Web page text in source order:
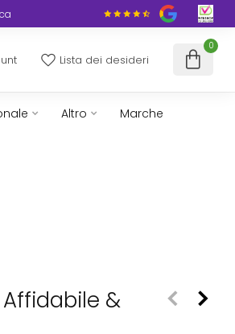
Lista dei desideri
0
Altro Marche
&